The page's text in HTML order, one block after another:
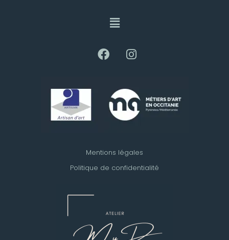
Mentions légales
Politique de confidentialité